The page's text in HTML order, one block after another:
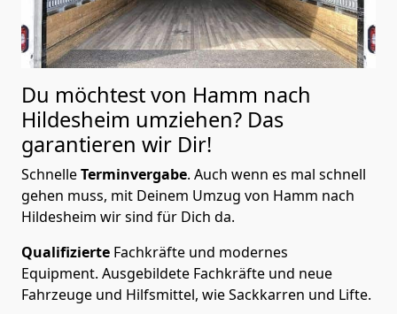
Du möchtest von Hamm nach
Hildesheim umziehen? Das
garantieren wir Dir!
SchnelleTerminvergabe. Auch wenn es mal schnell
gehen muss, mit Deinem Umzug von Hamm nach
Hildesheim wir sind für Dich da.
Qualifizierte Fachkräfte und modernes
Equipment. Ausgebildete Fachkräfte und neue
Fahrzeuge und Hilfsmittel, wie Sackkarren und Lifte.